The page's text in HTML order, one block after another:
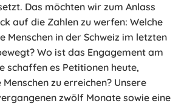
Das möchten wir zum Anlass
auf die Zahlen zu werfen: Welche
Menschen in der Schweiz im letzten
Wo ist das Engagement am
schaffen es Petitionen heute,
zu erreichen? Unsere
zwölf Monate sowie eine